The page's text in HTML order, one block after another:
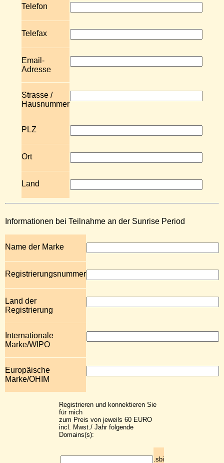
Telefon
Telefax
Email-
Adresse
Strasse /
Hausnummer
PLZ
Ort
Land
Informationen bei Teilnahme an der Sunrise Period
Name der Marke
Registrierungsnummer
Land der
Registrierung
Internationale
Marke/WIPO
Europäische
Marke/OHIM
Registrieren und konnektieren Sie
für mich
zum Preis von jeweils 60 EURO
incl. Mwst./ Jahr folgende
Domains(s):
.sbi